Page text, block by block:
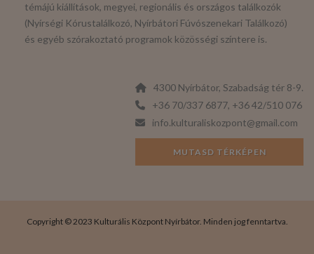
témájú kiállítások, megyei, regionális és országos találkozók
(Nyírségi Kórustalálkozó, Nyírbátori Fúvószenekari Találkozó)
és egyéb szórakoztató programok közösségi színtere is.
4300 Nyírbátor, Szabadság tér 8-9.
+36 70/337 6877, +36 42/510 076
info.kulturaliskozpont@gmail.com
MUTASD TÉRKÉPEN
Copyright © 2023 Kulturális Központ Nyírbátor. Minden jog fenntartva.